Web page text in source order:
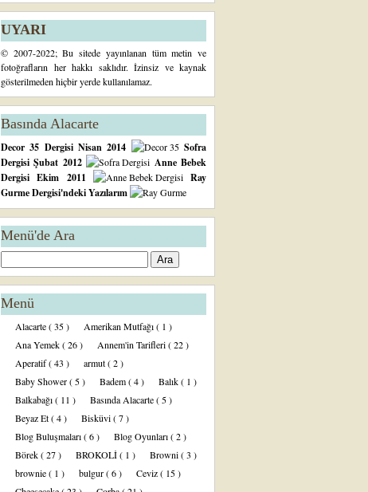
UYARI
© 2007-2022; Bu sitede yayınlanan tüm metin ve
fotoğrafların her hakkı saklıdır. İzinsiz ve kaynak
gösterilmeden hiçbir yerde kullanılamaz.
Basında Alacarte
Decor 35 Dergisi Nisan 2014
Sofra
Dergisi Şubat 2012
Anne Bebek
Dergisi Ekim 2011
Ray
Gurme Dergisi'ndeki Yazılarım
Menü'de Ara
Menü
Alacarte( 35 ) Amerikan Mutfağı( 1 )
Ana Yemek( 26 ) Annem'in Tarifleri( 22 )
Aperatif( 43 ) armut( 2 )
Baby Shower( 5 ) Badem( 4 ) Balık( 1 )
Balkabağı( 11 ) Basında Alacarte( 5 )
Beyaz Et( 4 ) Bisküvi( 7 )
Blog Buluşmaları( 6 ) Blog Oyunları( 2 )
Börek( 27 ) BROKOLİ( 1 ) Browni( 3 )
brownie( 1 ) bulgur( 6 ) Ceviz( 15 )